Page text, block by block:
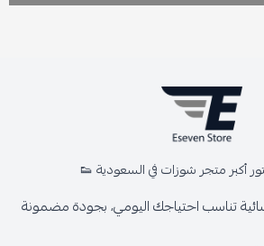
أكبر متجر شوزات في السعودية 👟
تناسب احتياجك اليومي، بجودة مضمونة